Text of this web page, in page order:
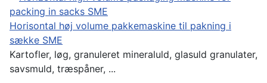
Horisontal høj volume pakkemaskine til pakning i
sække SME
Kartofler, løg, granuleret mineraluld, glasuld granulater,
savsmuld, træspåner, ...